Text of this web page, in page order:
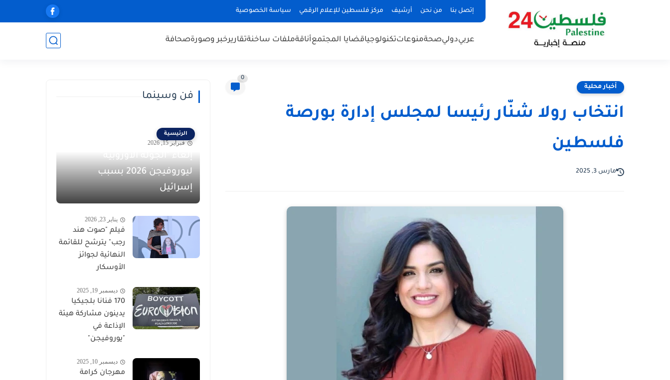
إتصل بنا من نحن أرشيف مركز فلسطين للإعلام الرقمي سياسة الخصوصية
عربيدوليصحةمنوعاتتكنولوجياقضايا المجتمعأناقةملفات ساخنةتقاريرخبر وصورةصحافة
أخبار محلية
0
انتخاب رولا شنّار رئيسا لمجلس إدارة بورصة
فلسطين
مارس 3, 2025
فن وسينما
الرئيسية
فبراير 15, 2026
إلغاء "الجولة الأوروبية"
ليوروفيجن 2026 بسبب
إسرائيل
يناير 23, 2026
فيلم "صوت هند
رجب" يترشح للقائمة
النهائية لجوائز
الأوسكار
ديسمبر 19, 2025
170 فنانا بلجيكيا
يدينون مشاركة هيئة
الإذاعة في
"يوروفيجن"
ديسمبر 10, 2025
مهرجان كرامة